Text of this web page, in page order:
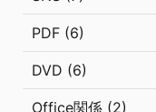
PDF (6)
DVD (6)
Office関係 (2)